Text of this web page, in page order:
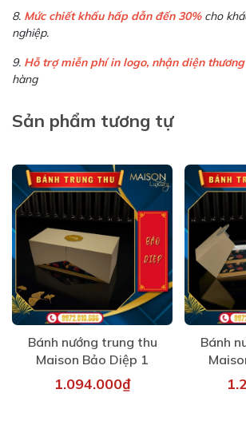
8. Mức chiết khấu hấp dẫn đến 30%cho
nghiệp.
9. Hỗ trợ miễn phí in logo, nhận diện
hàng
Sản phẩm tương tự
Bánh nướng trung thu
Maison Bảo Diệp 1
1.094.000₫
Bánh